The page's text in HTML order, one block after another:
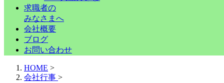
求職者の
みなさまへ
会社概要
ブログ
お問い合わせ
HOME >
会社行事 >